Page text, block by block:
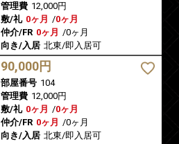
管理費 12,000円
敷/礼 0ヶ月 /0ヶ月
仲介/FR 0ヶ月 /0ヶ月
向き/入居 北東/即入居可
90,000円
部屋番号 104
管理費 12,000円
敷/礼 0ヶ月 /0ヶ月
仲介/FR 0ヶ月 /0ヶ月
向き/入居 北東/即入居可